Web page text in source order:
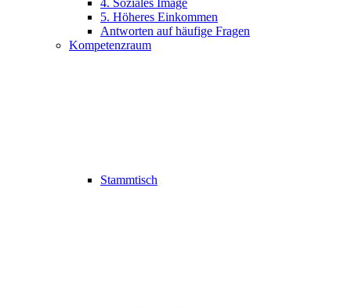
4. Soziales Image
5. Höheres Einkommen
Antworten auf häufige Fragen
Kompetenzraum
Stammtisch